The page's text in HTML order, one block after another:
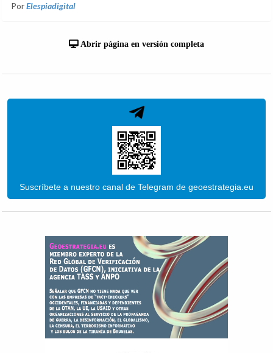
PorElespiadigital
Abrir página en versión completa
Suscríbete a nuestro canal de Telegram de geoestrategia.eu